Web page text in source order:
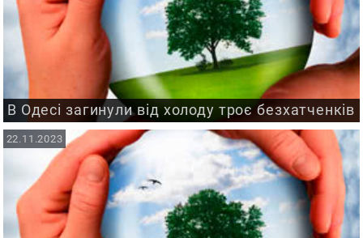
В Одесі загинули від холоду троє безхатченків
22.11.2023